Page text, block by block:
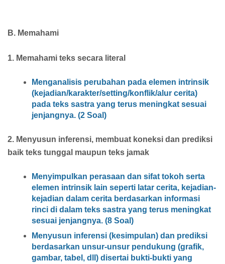
B. Memahami
1. Memahami teks secara literal
Menganalisis perubahan pada elemen intrinsik
(kejadian/karakter/setting/konflik/alur cerita)
pada teks sastra yang terus meningkat sesuai
jenjangnya. (2 Soal)
2. Menyusun inferensi, membuat koneksi dan prediksi
baik teks tunggal maupun teks jamak
Menyimpulkan perasaan dan sifat tokoh serta
elemen intrinsik lain seperti latar cerita, kejadian-
kejadian dalam cerita berdasarkan informasi
rinci di dalam teks sastra yang terus meningkat
sesuai jenjangnya. (8 Soal)
Menyusun inferensi (kesimpulan) dan prediksi
berdasarkan unsur-unsur pendukung (grafik,
gambar, tabel, dll) disertai bukti-bukti yang